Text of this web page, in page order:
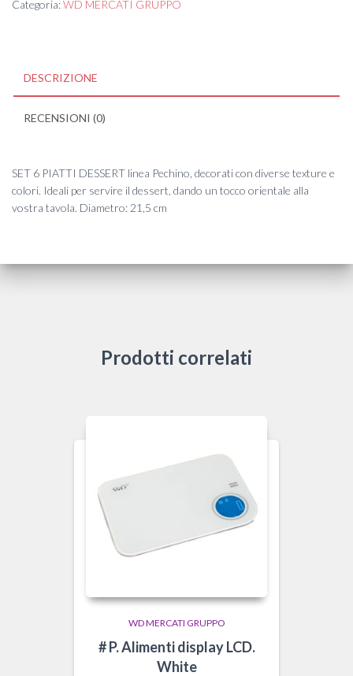
Categoria:WD MERCATI GRUPPO
DESCRIZIONE
RECENSIONI (0)
SET 6 PIATTI DESSERT linea Pechino, decorati con diverse texture e
colori. Ideali per servire il dessert, dando un tocco orientale alla
vostra tavola. Diametro: 21,5 cm
Prodotti correlati
WD MERCATI GRUPPO
# P. Alimenti display LCD.
White